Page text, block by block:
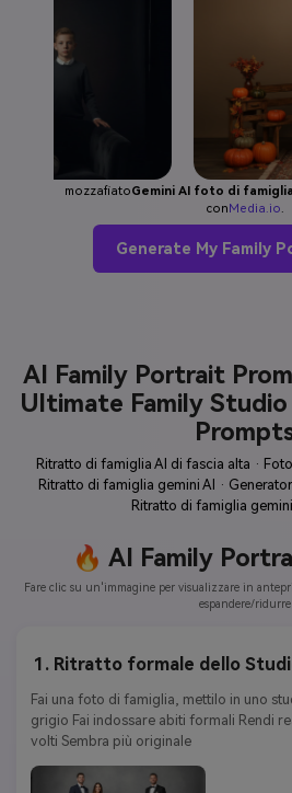
mozzafiatoGemini AI foto di famiglia
conMedia.io.
Generate My Family
AI Family Portrait
Ultimate Family
Ritratto di famiglia AI di fascia alta ·
Ritratto di famiglia gemini AI ·
Ritratto di famiglia
🔥 AI Family
Fare clic su un'immagine per visualizzare in
espandere/ridurre
1. Ritratto formale dello
Fai una foto di famiglia, mettilo in uno
grigio Fai indossare abiti formali Rendi
volti Sembra più originale